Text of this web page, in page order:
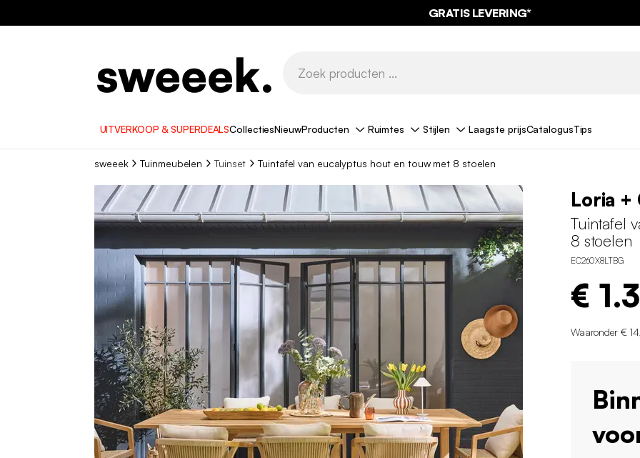
GRATIS LEVERING*
UITVERKOOP & SUPERDEALSCollectiesNieuwProducten Ruimtes Stijlen Laagste prijsCatalogusTips
sweeek Tuinmeubelen Tuinset Tuintafel van eucalyptus hout en touw met 8 stoelen
Loria +
Tuintafel
8 stoelen
EC260X8LTBG
€
Waaronder €